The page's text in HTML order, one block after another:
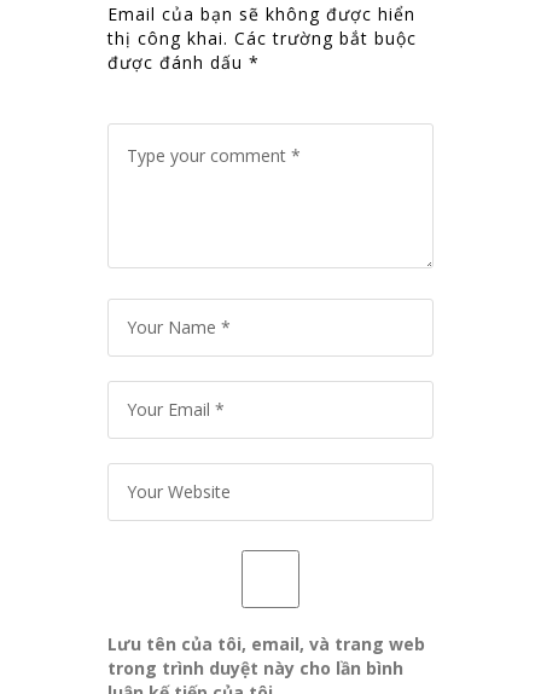
Email của bạn sẽ không được hiển
thị công khai. Các trường bắt buộc
được đánh dấu *
Lưu tên của tôi, email, và trang web
trong trình duyệt này cho lần bình